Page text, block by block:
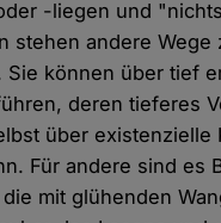
-liegen und
stehen andere Wege
Sie können über tief
deren tieferes
über existenzielle
Für andere sind es
mit glühenden